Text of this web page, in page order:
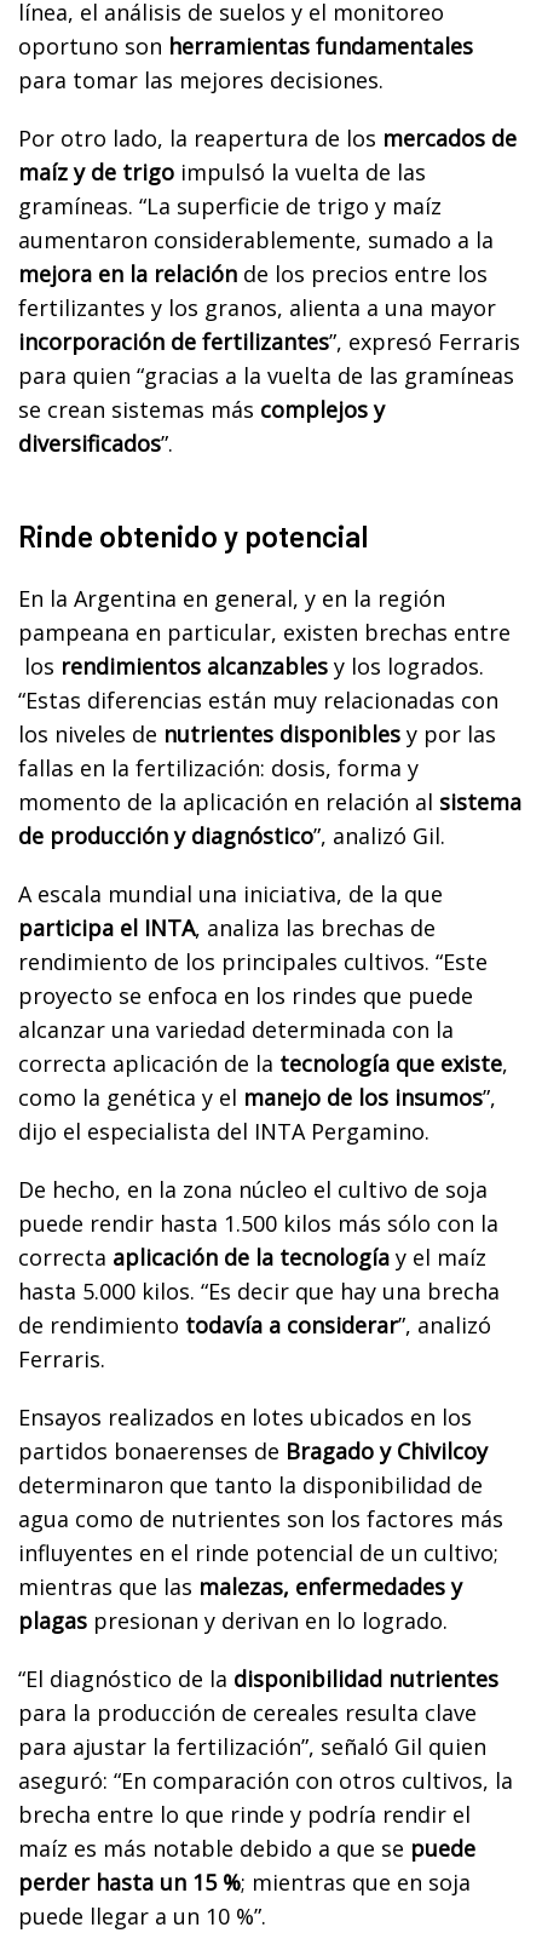
línea, el análisis de suelos y el monitoreo
oportuno son herramientas fundamentales
para tomar las mejores decisiones.
Por otro lado, la reapertura de los mercados de
maíz y de trigo impulsó la vuelta de las
gramíneas. “La superficie de trigo y maíz
aumentaron considerablemente, sumado a la
mejora en la relación de los precios entre los
fertilizantes y los granos, alienta a una mayor
incorporación de fertilizantes”, expresó Ferraris
para quien “gracias a la vuelta de las gramíneas
se crean sistemas más complejos y
diversificados”.
Rinde obtenido y potencial
En la Argentina en general, y en la región
pampeana en particular, existen brechas entre
los rendimientos alcanzables y los logrados.
“Estas diferencias están muy relacionadas con
los niveles de nutrientes disponibles y por las
fallas en la fertilización: dosis, forma y
momento de la aplicación en relación al sistema
de producción y diagnóstico”, analizó Gil.
A escala mundial una iniciativa, de la que
participa el INTA, analiza las brechas de
rendimiento de los principales cultivos. “Este
proyecto se enfoca en los rindes que puede
alcanzar una variedad determinada con la
correcta aplicación de la tecnología que existe,
como la genética y el manejo de los insumos”,
dijo el especialista del INTA Pergamino.
De hecho, en la zona núcleo el cultivo de soja
puede rendir hasta 1.500 kilos más sólo con la
correcta aplicación de la tecnología y el maíz
hasta 5.000 kilos. “Es decir que hay una brecha
de rendimiento todavía a considerar”, analizó
Ferraris.
Ensayos realizados en lotes ubicados en los
partidos bonaerenses de Bragado y Chivilcoy
determinaron que tanto la disponibilidad de
agua como de nutrientes son los factores más
influyentes en el rinde potencial de un cultivo;
mientras que las malezas, enfermedades y
plagas presionan y derivan en lo logrado.
“El diagnóstico de la disponibilidad nutrientes
para la producción de cereales resulta clave
para ajustar la fertilización”, señaló Gil quien
aseguró: “En comparación con otros cultivos, la
brecha entre lo que rinde y podría rendir el
maíz es más notable debido a que se puede
perder hasta un 15 %; mientras que en soja
puede llegar a un 10 %”.